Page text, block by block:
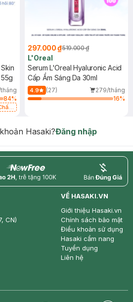
84%
297.000 ₫519.000 ₫
L'Oreal
Serum L'Oreal Hyaluronic Acid
Cấp Ẩm Sáng Da 30ml
4.9 (27)
279/tháng
16%
Hasaki?Đăng nhập
price
CN)
VỀ HASAKI.VN
Giới thiệu Hasaki.vn
Chính sách bảo mật
Điều khoản sử dụng
Hasaki cẩm nang
Tuyển dụng
Liên hệ